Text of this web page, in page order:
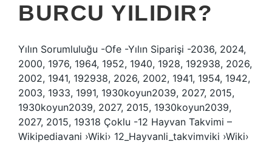
BURCU YILIDIR?
Yılın Sorumluluğu -Ofe -Yılın Siparişi -2036, 2024,
2000, 1976, 1964, 1952, 1940, 1928, 192938, 2026,
2002, 1941, 192938, 2026, 2002, 1941, 1954, 1942,
2003, 1933, 1991, 1930koyun2039, 2027, 2015,
1930koyun2039, 2027, 2015, 1930koyun2039,
2027, 2015, 19318 Çoklu -12 Hayvan Takvimi –
Wikipediavani ›Wiki› 12_Hayvanli_takvimviki ›Wiki›